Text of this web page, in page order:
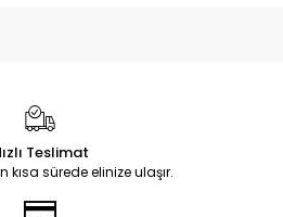
Teslimat
kısa sürede elinize ulaşır.